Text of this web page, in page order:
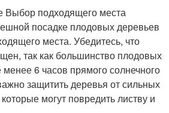
Выбор подходящего места
посадке плодовых деревьев
места. Убедитесь, что
так как большинство плодовых
6 часов прямого солнечного
защитить деревья от сильных
могут повредить листву и